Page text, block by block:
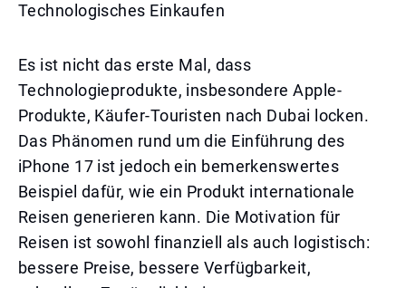
Technologisches Einkaufen
Es ist nicht das erste Mal, dass
Technologieprodukte, insbesondere Apple-
Produkte, Käufer-Touristen nach Dubai locken.
Das Phänomen rund um die Einführung des
iPhone 17 ist jedoch ein bemerkenswertes
Beispiel dafür, wie ein Produkt internationale
Reisen generieren kann. Die Motivation für
Reisen ist sowohl finanziell als auch logistisch:
bessere Preise, bessere Verfügbarkeit,